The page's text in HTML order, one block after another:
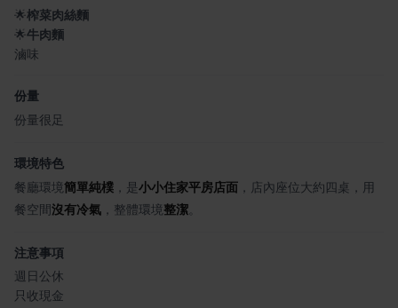
🌟榨菜肉絲麵
🌟牛肉麵
滷味
份量
份量很足
環境特色
餐廳環境簡單純樸 ，是小小住家平房店面 ，店內座位大約四桌，用
餐空間沒有冷氣 ，整體環境整潔
注意事項
週日公休
只收現金